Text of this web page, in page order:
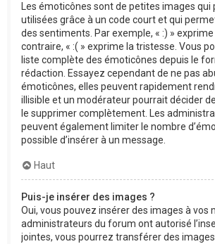
Les émoticônes sont de petites images qui
utilisées grâce à un code court et qui
des sentiments. Par exemple, « :) » exprime
contraire, « :( » exprime la tristesse. Vous
liste complète des émoticônes depuis le
rédaction. Essayez cependant de ne pas
émoticônes, elles peuvent rapidement
illisible et un modérateur pourrait décider
le supprimer complètement. Les
peuvent également limiter le nombre
possible d’insérer à un message.
Haut
Puis-je insérer des images ?
Oui, vous pouvez insérer des images à vos
administrateurs du forum ont autorisé
jointes, vous pourrez transférer des